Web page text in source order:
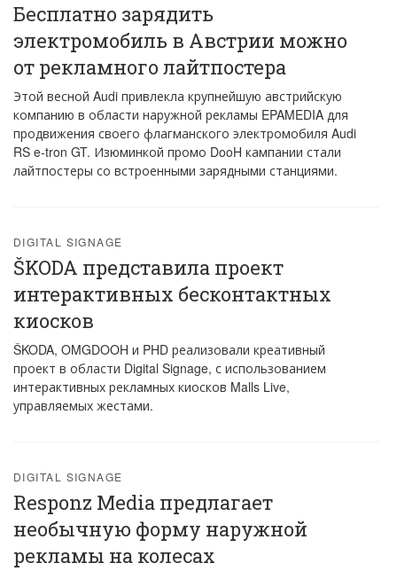
Бесплатно зарядить
электромобиль в Австрии можно
от рекламного лайтпостера
Этой весной Audi привлекла крупнейшую австрийскую
компанию в области наружной рекламы EPAMEDIA для
продвижения своего флагманского электромобиля Audi
RS e-tron GT. Изюминкой промо DooH кампании стали
лайтпостеры со встроенными зарядными станциями.
DIGITAL SIGNAGE
ŠKODA представила проект
интерактивных бесконтактных
киосков
ŠKODA, OMGDOOH и PHD реализовали креативный
проект в области Digital Signage, с использованием
интерактивных рекламных киосков Malls Live,
управляемых жестами.
DIGITAL SIGNAGE
Responz Media предлагает
необычную форму наружной
рекламы на колесах